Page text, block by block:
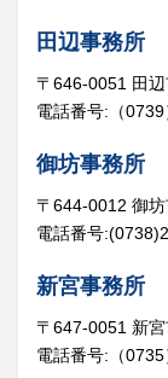
田辺事務所
〒646-0051 田
電話番号:（
御坊事務所
〒644-0012 御
電話番号
新宮事務所
〒647-0051 新
電話番号:（